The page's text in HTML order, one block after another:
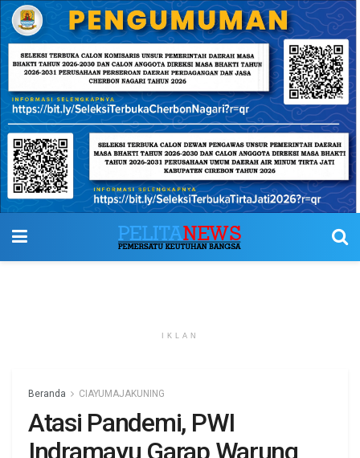
IKLAN
Beranda CIAYUMAJAKUNING
Atasi Pandemi, PWI
Indramayu Garap Warung